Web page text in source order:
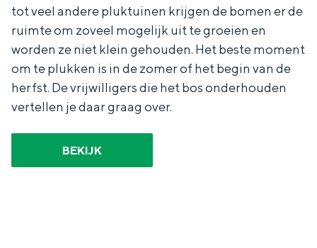
tot veel andere pluktuinen krijgen de bomen er de
ruimte om zoveel mogelijk uit te groeien en
worden ze niet klein gehouden. Het beste moment
om te plukken is in de zomer of het begin van de
herfst. De vrijwilligers die het bos onderhouden
vertellen je daar graag over.
BEKIJK